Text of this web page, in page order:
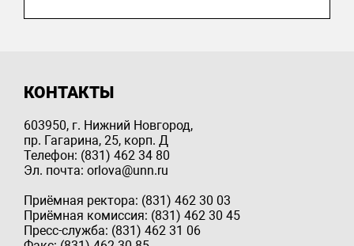
КОНТАКТЫ
603950, г. Нижний Новгород,
пр. Гагарина, 25, корп. Д
Телефон: (831) 462 34 80
Эл. почта: orlova@unn.ru
Приёмная ректора: (831) 462 30 03
Приёмная комиссия: (831) 462 30 45
Пресс-служба: (831) 462 31 06